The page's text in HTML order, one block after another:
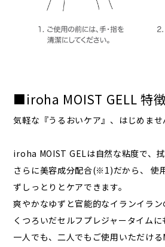
■iroha MOIST GELL 特
気軽な『うるおいケア』、はじめませ
iroha MOIST GELは自然な粘度で、拭
さらに美容成分配合(※1)だから、 使
ずしっとりとケアできます。
爽やかなゆずと官能的なイランイラン
くつろいだセルフプレジャータイムに
一人でも、二人でもご使用いただけ